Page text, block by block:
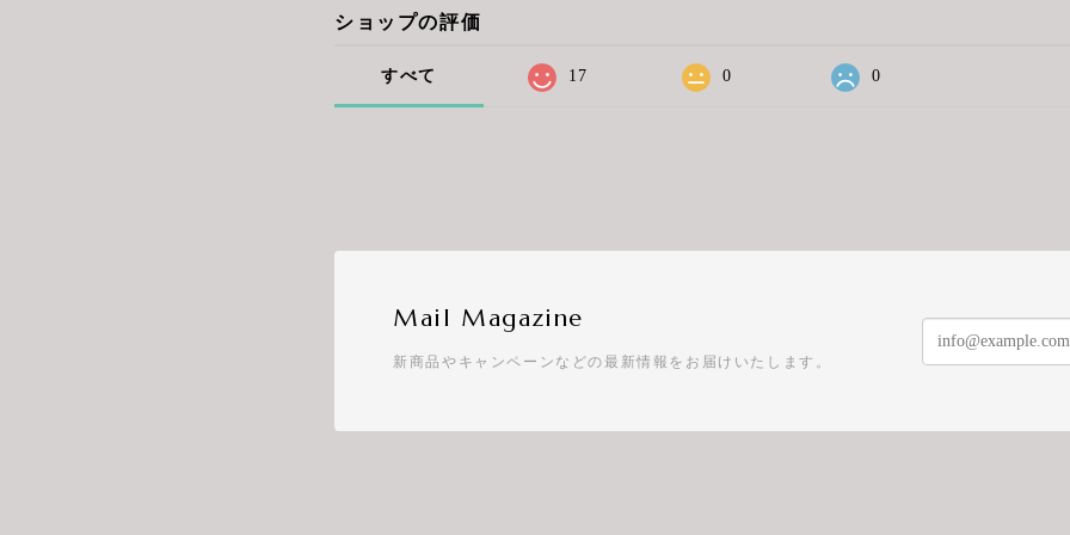
ショップの評価
すべて 17 0 0
Mail Magazine
新商品やキャンペーンなどの最新情報をお届けいたします。